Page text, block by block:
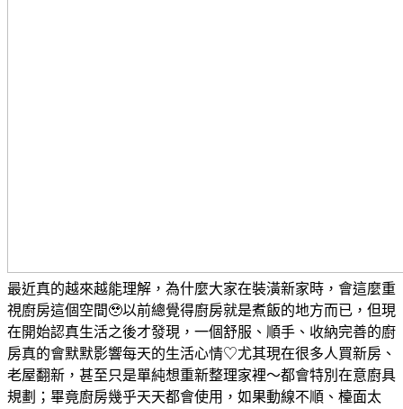
最近真的越來越能理解，為什麼大家在裝潢新家時，會這麼重
視廚房這個空間🥹以前總覺得廚房就是煮飯的地方而已，但現
在開始認真生活之後才發現，一個舒服、順手、收納完善的廚
房真的會默默影響每天的生活心情♡尤其現在很多人買新房、
老屋翻新，甚至只是單純想重新整理家裡～都會特別在意廚具
規劃；畢竟廚房幾乎天天都會使用，如果動線不順、檯面太